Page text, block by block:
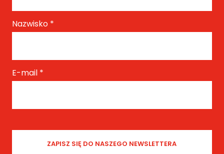
Nazwisko *
E-mail *